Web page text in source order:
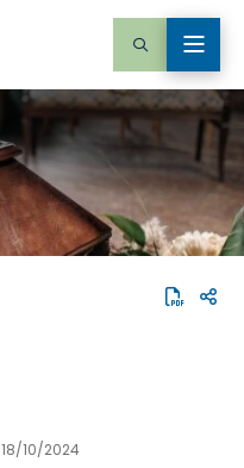
18/10/2024